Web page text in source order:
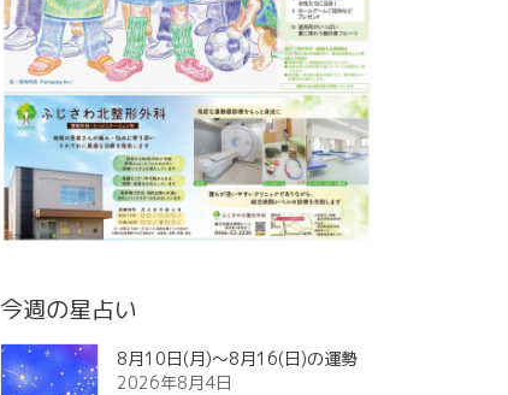
今週の星占い
8月10日(月)～8月16(日)の運勢
2026年8月4日